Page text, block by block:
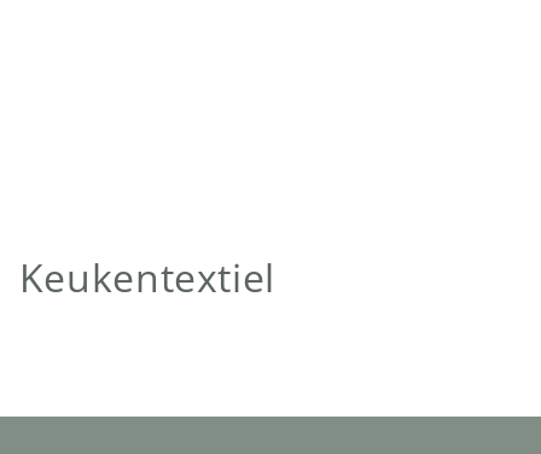
C
l
Keukentextiel